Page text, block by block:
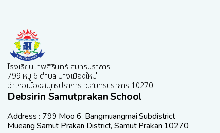
โรงเรียนเทพศิรินทร์ สมุทรปราการ
799 หมู่ 6 ตำบล บางเมืองใหม่
อำเภอเมืองสมุทรปราการ จ.สมุทรปราการ 10270
Debsirin Samutprakan School
Address : 799 Moo 6, Bangmuangmai Subdistrict
Mueang Samut Prakan District, Samut Prakan 10270